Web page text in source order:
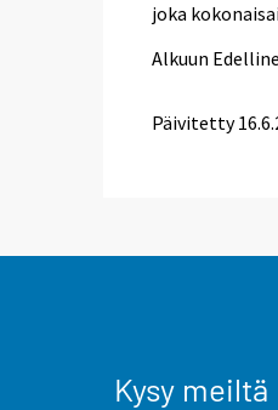
joka
Alkuun
Päivitetty
Kysy meiltä